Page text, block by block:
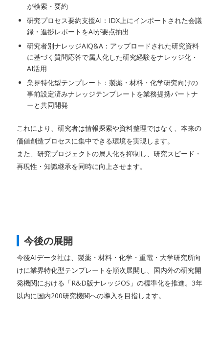
が検索・要約
研究プロセス要約支援AI：IDX上にインポートされた会議
録・進捗レポートをAIが要点抽出
研究者別ナレッジAIQ&A：アップロードされた研究資料
に基づく質問応答で属人化した研究経験をナレッジ化・
AI活用
業界特化型テンプレート：製薬・材料・化学研究向けの
事前設定済みナレッジテンプレートを業務提携パートナ
ーと共同開発
これにより、研究者は情報探索や資料整理ではなく、本来の
価値創造プロセスに集中できる環境を実現します。
また、研究プロジェクトの属人化を抑制し、研究スピード・
再現性・知識継承を同時に向上させます。
今後の展開
今後AIデータ社は、製薬・材料・化学・重電・大学研究所向
けに業界特化型テンプレートを順次展開し、国内外の研究開
発機関における「R&D版ナレッジOS」の標準化を推進。3年
以内に国内200研究機関への導入を目指します。